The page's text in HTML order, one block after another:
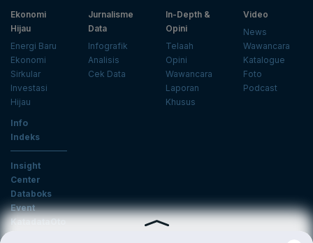
Ekonomi
Hijau
Energi Baru
Ekonomi
Sirkular
Investasi
Hijau
Jurnalisme
Data
Infografik
Analisis
Cek Data
In-Depth &
Opini
Telaah
Opini
Wawancara
Laporan
Khusus
Video
News
Wawancara
Katalogue
Foto
Podcast
Info
Indeks
Insight
Center
Databoks
Event
KatadataOto